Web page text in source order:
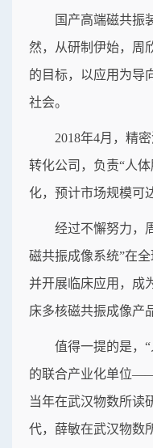
国产高端磁共振
然，从研制伊始，周
的目标，以应用为导
社会。
2018年4月，精
转化公司，负责“人
化，预计市场规模可
经过不懈努力，
磁共振成像系统”在
并开展临床应用，成
床多核磁共振成像产
值得一提的是，
的联合产业化单位
当年在武汉物数所读
代，薛敏在武汉物数